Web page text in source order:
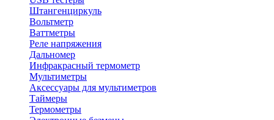
Штангенциркуль
Вольтметр
Ваттметры
Реле напряжения
Дальномер
Инфракрасный термометр
Мультиметры
Аксессуары для мультиметров
Таймеры
Термометры